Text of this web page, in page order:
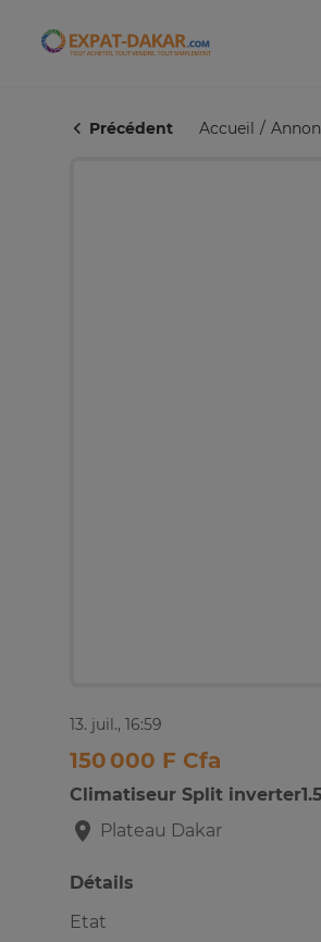
Expat-Dakar
Précédent Accueil
13. juil., 16:59
150 000 F Cfa
Climatiseur Split inverter1.5
Plateau Dakar
Détails
Etat